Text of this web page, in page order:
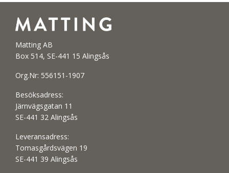
Matting AB
Box 514, SE-441 15 Alingsås
Org.Nr: 556151-1907
Besöksadress:
Järnvägsgatan 11
SE-441 32 Alingsås
Leveransadress:
Tomasgårdsvägen 19
SE-441 39 Alingsås